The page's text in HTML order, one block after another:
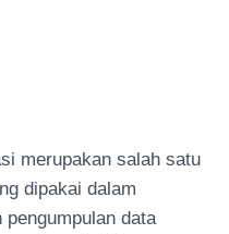
merupakan salah satu
dipakai dalam
data